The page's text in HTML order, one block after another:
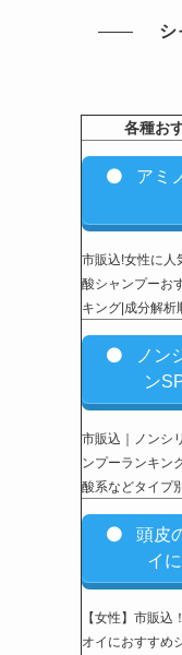
シ
各種お
アミ
市販込!女性に人
酸シャンプーお
キング|成分解析
ノン
ン
市販込｜ノンシ
ンプーランキン
酸系などタイプ
頭皮
イに
【女性】市販込
オイにおすすめ